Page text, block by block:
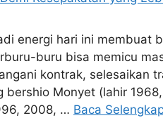
energi hari ini membuat
buru bisa memicu
kontrak, selesaikan
Monyet (lahir
2008, … Baca